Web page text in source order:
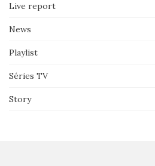
Live report
News
Playlist
Séries TV
Story